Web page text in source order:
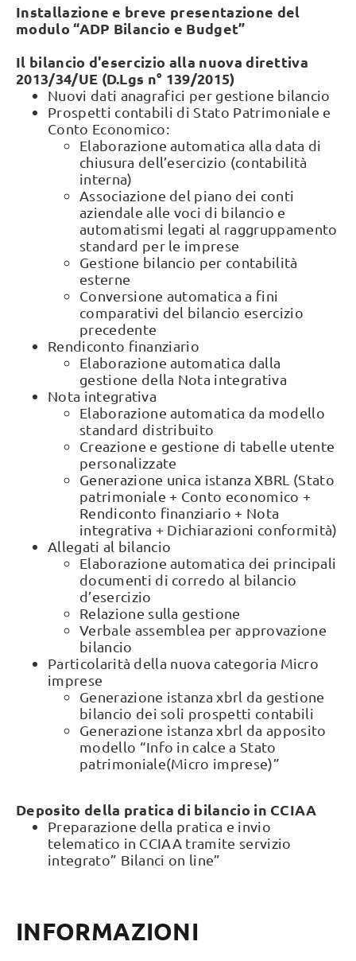
Installazione e breve presentazione del
modulo “ADP Bilancio e Budget”
Il bilancio d'esercizio alla nuova direttiva
2013/34/UE (D.Lgs n° 139/2015)
Nuovi dati anagrafici per gestione bilancio
Prospetti contabili di Stato Patrimoniale e
Conto Economico:
Elaborazione automatica alla data di
chiusura dell’esercizio (contabilità
interna)
Associazione del piano dei conti
aziendale alle voci di bilancio e
automatismi legati al raggruppamento
standard per le imprese
Gestione bilancio per contabilità
esterne
Conversione automatica a fini
comparativi del bilancio esercizio
precedente
Rendiconto finanziario
Elaborazione automatica dalla
gestione della Nota integrativa
Nota integrativa
Elaborazione automatica da modello
standard distribuito
Creazione e gestione di tabelle utente
personalizzate
Generazione unica istanza XBRL (Stato
patrimoniale + Conto economico +
Rendiconto finanziario + Nota
integrativa + Dichiarazioni conformità)
Allegati al bilancio
Elaborazione automatica dei principali
documenti di corredo al bilancio
d’esercizio
Relazione sulla gestione
Verbale assemblea per approvazione
bilancio
Particolarità della nuova categoria Micro
imprese
Generazione istanza xbrl da gestione
bilancio dei soli prospetti contabili
Generazione istanza xbrl da apposito
modello “Info in calce a Stato
patrimoniale(Micro imprese)”
Deposito della pratica di bilancio in CCIAA
Preparazione della pratica e invio
telematico in CCIAA tramite servizio
integrato” Bilanci on line”
INFORMAZIONI